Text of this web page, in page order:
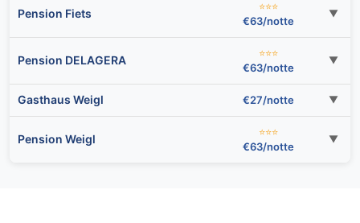
Pension Fiets
⭐⭐⭐
€63/notte
▼
Pension DELAGERA
⭐⭐⭐
€63/notte
▼
Gasthaus Weigl €27/notte ▼
Pension Weigl
⭐⭐⭐
€63/notte
▼